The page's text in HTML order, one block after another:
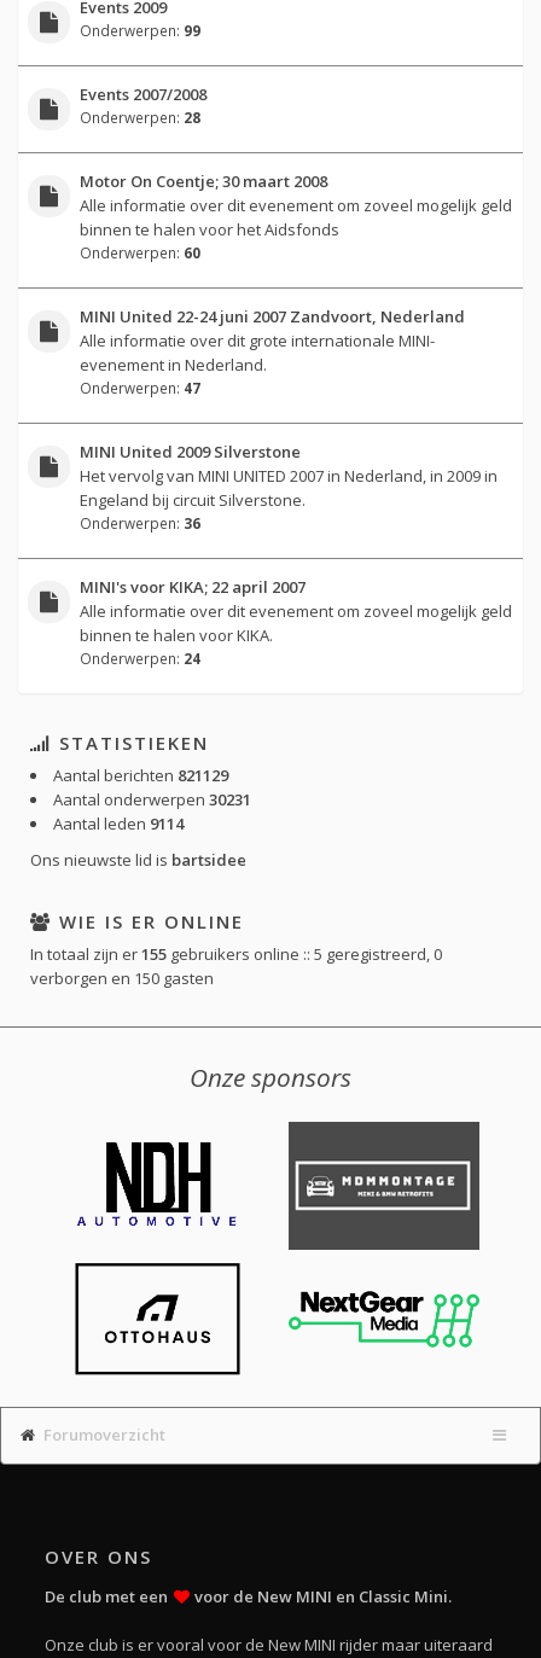
Events 2009
Onderwerpen: 99
Events 2007/2008
Onderwerpen: 28
Motor On Coentje; 30 maart 2008
Alle informatie over dit evenement om zoveel mogelijk geld
binnen te halen voor het Aidsfonds
Onderwerpen: 60
MINI United 22-24 juni 2007 Zandvoort, Nederland
Alle informatie over dit grote internationale MINI-
evenement in Nederland.
Onderwerpen: 47
MINI United 2009 Silverstone
Het vervolg van MINI UNITED 2007 in Nederland, in 2009 in
Engeland bij circuit Silverstone.
Onderwerpen: 36
MINI's voor KIKA; 22 april 2007
Alle informatie over dit evenement om zoveel mogelijk geld
binnen te halen voor KIKA.
Onderwerpen: 24
STATISTIEKEN
Aantal berichten 821129
Aantal onderwerpen 30231
Aantal leden 9114
Ons nieuwste lid is bartsidee
WIE IS ER ONLINE
In totaal zijn er155 gebruikers online :: 5 geregistreerd, 0
verborgen en 150 gasten
Onze sponsors
Forumoverzicht
OVER ONS
De club met een voor de New MINI en Classic Mini.
Onze club is er vooral voor de New MINI rijder maar uiteraard